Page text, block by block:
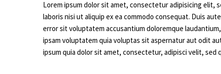
Lorem ipsum dolor sit amet, consectetur adipisicing elit,
laboris nisi ut aliquip ex ea commodo consequat. Duis
error sit voluptatem accusantium doloremque
ipsam voluptatem quia voluptas sit aspernatur aut odit
ipsum quia dolor sit amet, consectetur, adipisci velit, sed